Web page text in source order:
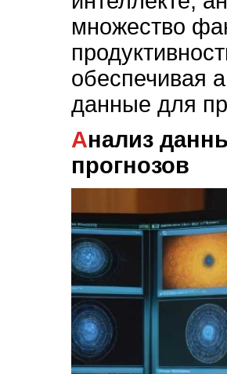
множество
обеспечивая
данные для
Анализ данных и автоматизация
прогнозов